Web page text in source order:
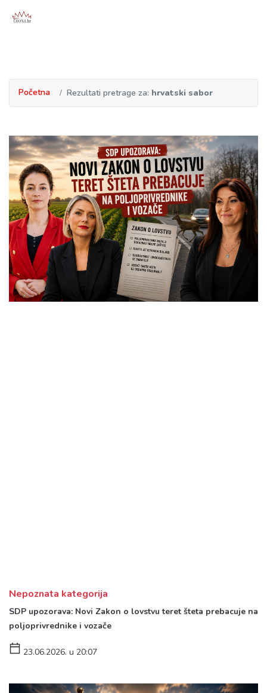
Početna Rezultati pretrage za: hrvatski sabor
Nepoznata kategorija
SDP upozorava: Novi Zakon o lovstvu teret šteta prebacuje na
poljoprivrednike i vozače
23.06.2026. u 20:07